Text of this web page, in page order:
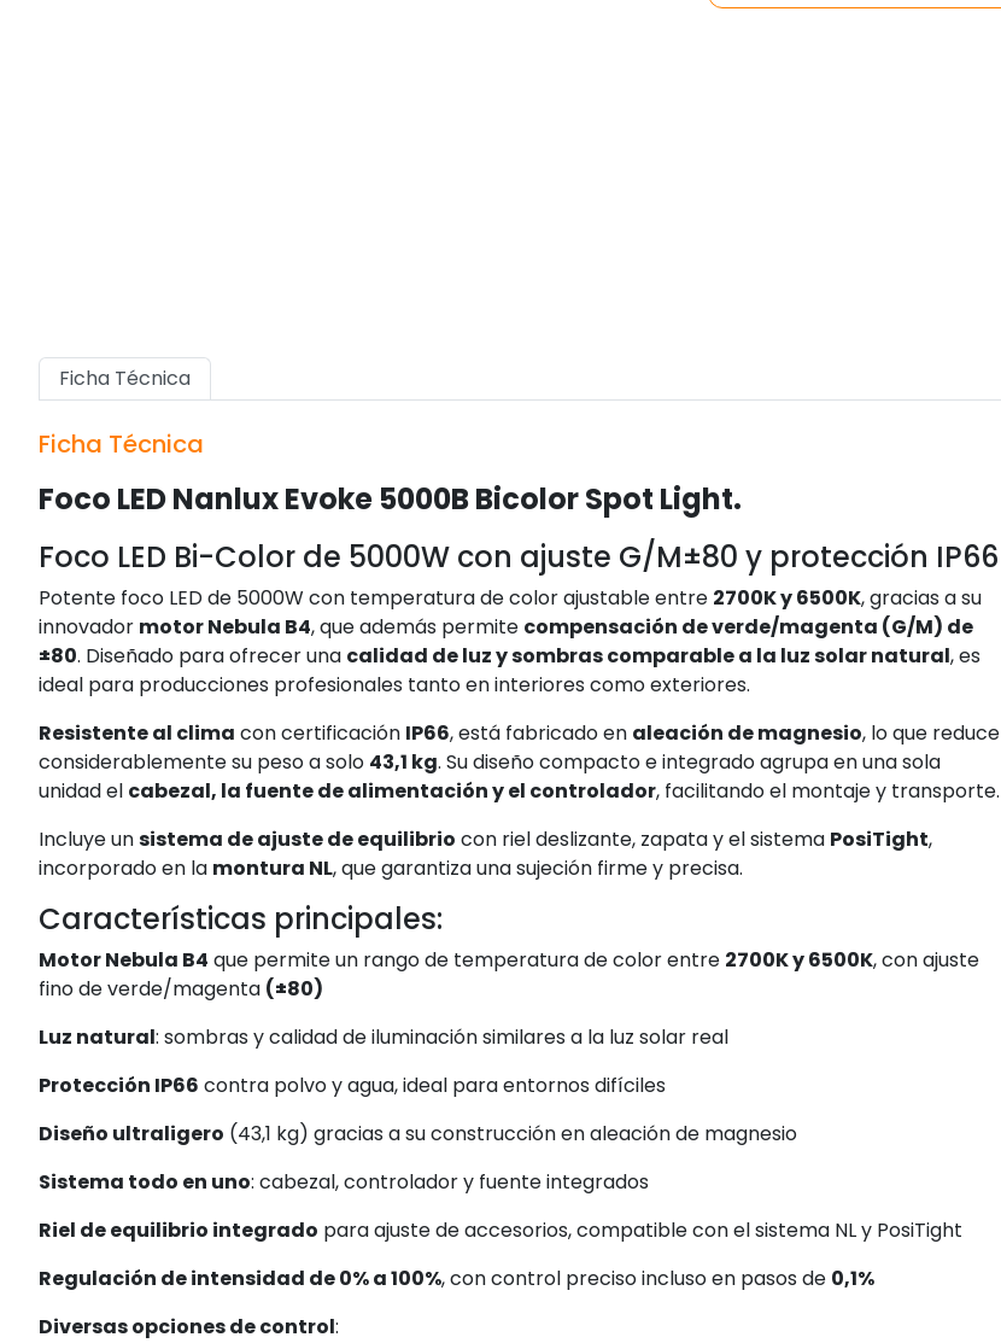
Ficha Técnica
Ficha Técnica
Foco LED Nanlux Evoke 5000B Bicolor Spot Light.
Foco LED Bi-Color de 5000W con ajuste G/M±80 y protección IP66
Potente foco LED de 5000W con temperatura de color ajustable entre 2700K y 6500K, gracias a su
innovador motor Nebula B4, que además permite compensación de verde/magenta (G/M) de
±80. Diseñado para ofrecer una calidad de luz y sombras comparable a la luz solar natural, es
ideal para producciones profesionales tanto en interiores como exteriores.
Resistente al clima con certificación IP66, está fabricado en aleación de magnesio, lo que reduce
considerablemente su peso a solo 43,1 kg. Su diseño compacto e integrado agrupa en una sola
unidad el cabezal, la fuente de alimentación y el controlador, facilitando el montaje y transporte.
Incluye unsistema de ajuste de equilibrio con riel deslizante, zapata y el sistema PosiTight,
incorporado en la montura NL, que garantiza una sujeción firme y precisa.
Características principales:
Motor Nebula B4 que permite un rango de temperatura de color entre 2700K y 6500K, con ajuste
fino de verde/magenta (±80)
Luz natural: sombras y calidad de iluminación similares a la luz solar real
Protección IP66 contra polvo y agua, ideal para entornos difíciles
Diseño ultraligero (43,1 kg) gracias a su construcción en aleación de magnesio
Sistema todo en uno: cabezal, controlador y fuente integrados
Riel de equilibrio integrado para ajuste de accesorios, compatible con el sistema NL y PosiTight
Regulación de intensidad de 0% a 100%, con control preciso incluso en pasos de 0,1%
Diversas opciones de control: